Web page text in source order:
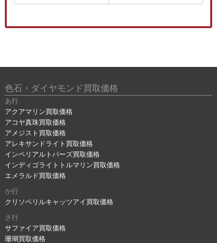
色石・ダイヤモンド買取価格
あ行
アクアマリン買取価格
アコヤ真珠買取価格
アメジスト買取価格
アレキサンドライト買取価格
インペリアルトパーズ買取価格
インディゴライトトルマリン買取価格
エメラルド買取価格
か行
クリソベリルキャッツアイ買取価格
さ行
サファイア買取価格
珊瑚買取価格